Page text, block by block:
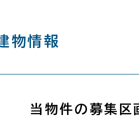
物情報
当物件の募集区